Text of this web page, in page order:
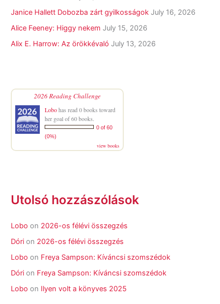
Janice Hallett Dobozba zárt gyilkosságok July 16, 2026
Alice Feeney: Higgy nekem July 15, 2026
Alix E. Harrow: Az örökkévaló July 13, 2026
2026 Reading Challenge
Lobohas read 0 books toward
her goal of 60 books.
0 of 60
(0%)
view books
Utolsó hozzászólások
Lobo on 2026-os félévi összegzés
Dóri on 2026-os félévi összegzés
Lobo on Freya Sampson: Kíváncsi szomszédok
Dóri on Freya Sampson: Kíváncsi szomszédok
Lobo on Ilyen volt a könyves 2025